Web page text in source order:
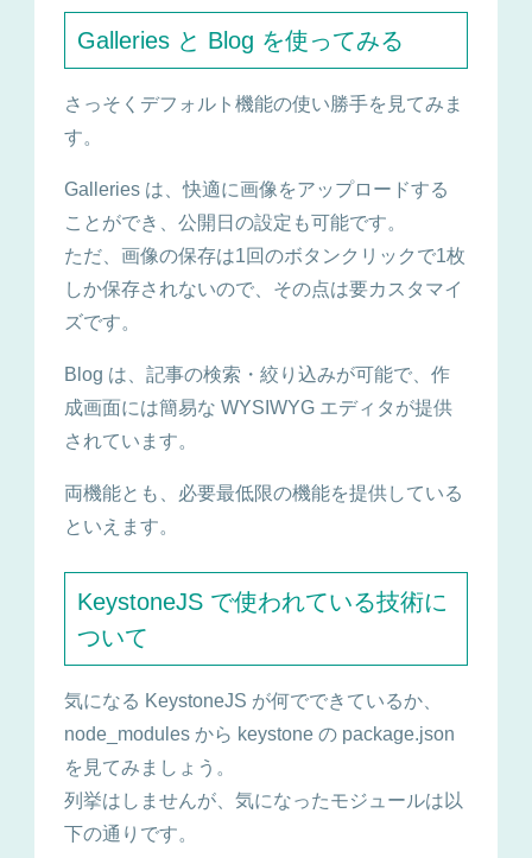
Galleries と Blog を使ってみる
さっそくデフォルト機能の使い勝手を見てみま
す。
Galleries は、快適に画像をアップロードする
ことができ、公開日の設定も可能です。
ただ、画像の保存は1回のボタンクリックで1枚
しか保存されないので、その点は要カスタマイ
ズです。
Blog は、記事の検索・絞り込みが可能で、作
成画面には簡易な WYSIWYG エディタが提供
されています。
両機能とも、必要最低限の機能を提供している
といえます。
KeystoneJS で使われている技術に
ついて
気になる KeystoneJS が何でできているか、
node_modules から keystone の package.json
を見てみましょう。
列挙はしませんが、気になったモジュールは以
下の通りです。